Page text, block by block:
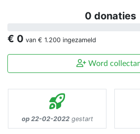
0 donaties
€ 0 van € 1.200 ingezameld
Word
op 22-02-2022gestart